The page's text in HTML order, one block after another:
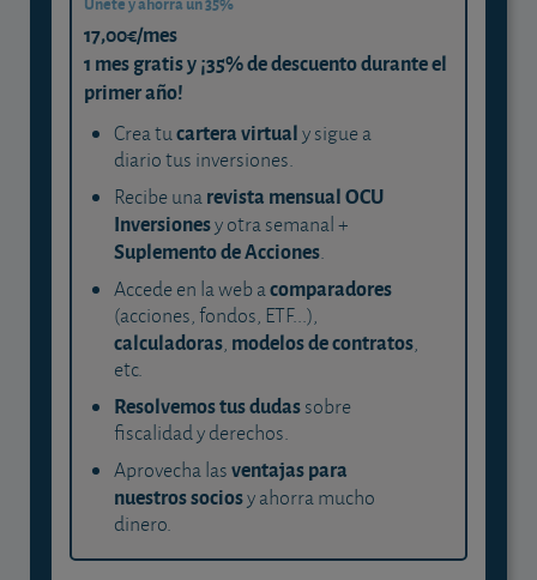
17,00€/mes
1 mes gratis y ¡35% de descuento durante el
primer año!
Crea tucartera virtualy sigue a
diario tus inversiones.
Recibe unarevista mensual OCU
Inversionesy otra semanal +
Suplemento de Acciones.
Accede en la web acomparadores
(acciones, fondos, ETF...),
calculadoras, modelos de contratos,
etc.
Resolvemos tus dudassobre
fiscalidad y derechos.
Aprovecha lasventajas para
nuestros sociosy ahorra mucho
dinero.